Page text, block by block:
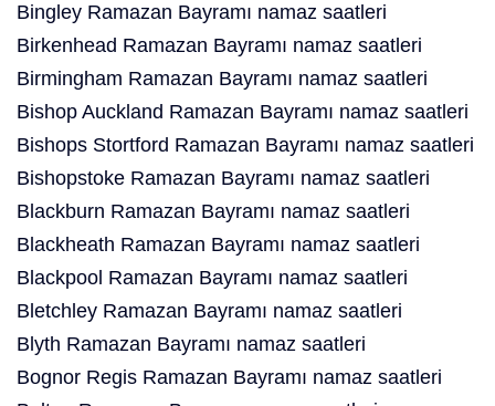
Bingley Ramazan Bayramı namaz saatleri
Birkenhead Ramazan Bayramı namaz saatleri
Birmingham Ramazan Bayramı namaz saatleri
Bishop Auckland Ramazan Bayramı namaz saatleri
Bishops Stortford Ramazan Bayramı namaz saatleri
Bishopstoke Ramazan Bayramı namaz saatleri
Blackburn Ramazan Bayramı namaz saatleri
Blackheath Ramazan Bayramı namaz saatleri
Blackpool Ramazan Bayramı namaz saatleri
Bletchley Ramazan Bayramı namaz saatleri
Blyth Ramazan Bayramı namaz saatleri
Bognor Regis Ramazan Bayramı namaz saatleri